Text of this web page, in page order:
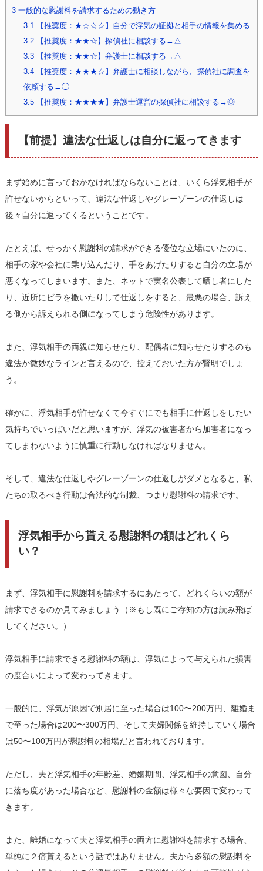
3一般的な慰謝料を請求するための動き方
3.1
【推奨度：★☆☆☆】自分で浮気の証拠と相手の情報を集める
3.2【推奨度：★★☆】探偵社に相談する→△
3.3【推奨度：★★☆】弁護士に相談する→△
3.4【推奨度：★★★☆】弁護士に相談しながら、探偵社に調査を
依頼する→◯
3.5【推奨度：★★★★】弁護士運営の探偵社に相談する→◎
【前提】違法な仕返しは自分に返ってきます
まず始めに言っておかなければならないことは、いくら浮気相手が
許せないからといって、違法な仕返しやグレーゾーンの仕返しは
後々自分に返ってくるということです。
たとえば、せっかく慰謝料の請求ができる優位な立場にいたのに、
相手の家や会社に乗り込んだり、手をあげたりすると自分の立場が
悪くなってしまいます。また、ネットで実名公表して晒し者にした
り、近所にビラを撒いたりして仕返しをすると、最悪の場合、訴え
る側から訴えられる側になってしまう危険性があります。
また、浮気相手の両親に知らせたり、配偶者に知らせたりするのも
違法か微妙なラインと言えるので、控えておいた方が賢明でしょ
う。
確かに、浮気相手が許せなくて今すぐにでも相手に仕返しをしたい
気持ちでいっぱいだと思いますが、浮気の被害者から加害者になっ
てしまわないように慎重に行動しなければなりません。
そして、違法な仕返しやグレーゾーンの仕返しがダメとなると、私
たちの取るべき行動は合法的な制裁、つまり慰謝料の請求です。
浮気相手から貰える慰謝料の額はどれくら
い？
まず、浮気相手に慰謝料を請求するにあたって、どれくらいの額が
請求できるのか見てみましょう（※もし既にご存知の方は読み飛ば
してください。）
浮気相手に請求できる慰謝料の額は、浮気によって与えられた損害
の度合いによって変わってきます。
一般的に、浮気が原因で別居に至った場合は100〜200万円、離婚ま
で至った場合は200〜300万円、そして夫婦関係を維持していく場合
は50〜100万円が慰謝料の相場だと言われております。
ただし、夫と浮気相手の年齢差、婚姻期間、浮気相手の意図、自分
に落ち度があった場合など、慰謝料の金額は様々な要因で変わって
きます。
また、離婚になって夫と浮気相手の両方に慰謝料を請求する場合、
単純に２倍貰えるという話ではありません。夫から多額の慰謝料を